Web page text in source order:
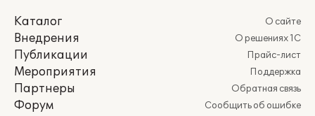
Каталог
Внедрения
Публикации
Мероприятия
Партнеры
Форум
О сайте
О решениях 1С
Прайс-лист
Поддержка
Обратная связь
Сообщить об ошибке